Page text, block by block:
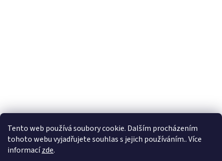
Tento web používá soubory cookie. Dalším procházením
tohoto webu vyjadřujete souhlas s jejich používáním.. Více
informacízde.